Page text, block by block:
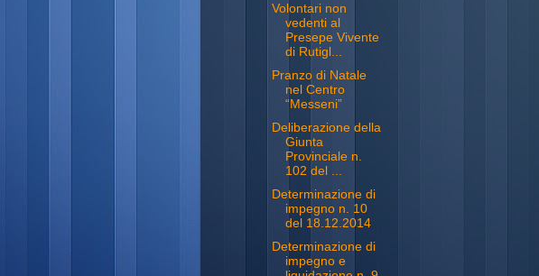
Volontari non
vedenti al
Presepe Vivente
di Rutigl...
Pranzo di Natale
nel Centro
“Messeni”
Deliberazione della
Giunta
Provinciale n.
102 del ...
Determinazione di
impegno n. 10
del 18.12.2014
Determinazione di
impegno e